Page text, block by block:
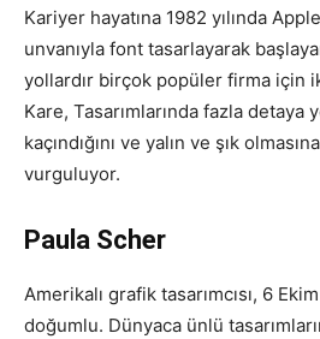
UI/UX
Kariyer hayatına 1982 yılında
unvanıyla font tasarlayarak
yollardır birçok popüler firma için
Kare, Tasarımlarında fazla detaya
kaçındığını ve yalın ve şık
vurguluyor.
Paula Scher
Amerikalı grafik tasarımcısı, 6
doğumlu. Dünyaca ünlü